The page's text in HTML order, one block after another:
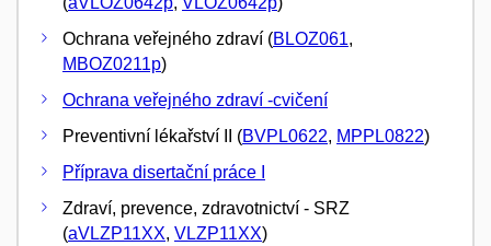
Ochrana veřejného zdraví (BLOZ061,
MBOZ0211p)
Ochrana veřejného zdraví -cvičení
Preventivní lékařství II (BVPL0622, MPPL0822)
Příprava disertační práce I
Zdraví, prevence, zdravotnictví - SRZ
(aVLZP11XX, VLZP11XX)